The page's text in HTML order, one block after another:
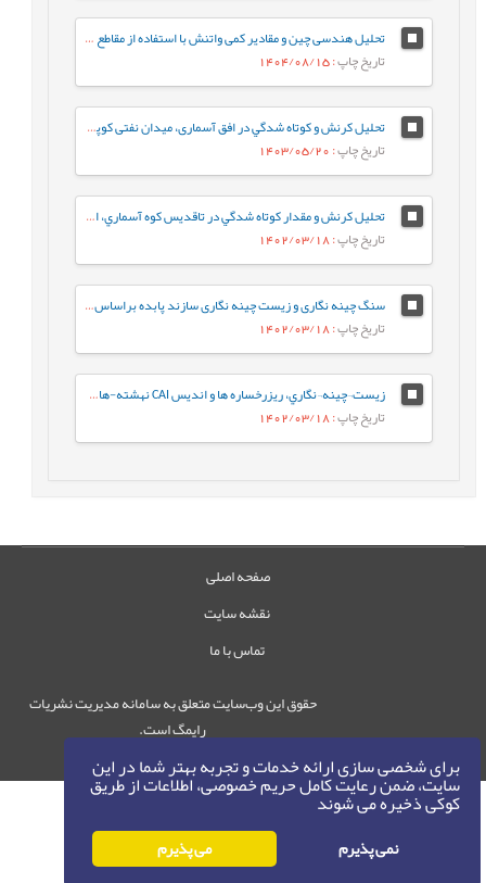
برای شخصی سازی ارائه خدمات و تجربه بهتر شما در این
سایت، ضمن رعایت کامل حریم خصوصی، اطلاعات از طریق
کوکی ذخیره می شوند
نمی پذیرم می پذیرم
تحلیل هندسی چین و مقادیر کمی واتنش با استفاده از مقاطع لرزه ای تراز شده (مطالعه موردی میدان نفتی کوپال)
تاریخ چاپ: 1404/08/15
تحلیل کرنش و كوتاه شدگي در افق آسماری، میدان نفتی کوپال، استان خوزستان
تاریخ چاپ: 1403/05/20
تحلیل کرنش و مقدار كوتاه شدگي در تاقديس كوه آسماري، استان خوزستان
تاریخ چاپ: 1402/03/18
سنگ چینه نگاری و زیست چینه نگاری سازند پابده براساس روزن داران پلانکتون در برش جهانگیرآباد (جنوب ایلام- حوضه رسوبی زاگرس)
تاریخ چاپ: 1402/03/18
زيست¬چينه¬نگاري، ريزرخساره ها و انديس CAI نهشته-هاي دونين پسين در برش کال سردر شمال شرق طبس بر اساس فوناي کنودونتي
تاریخ چاپ: 1402/03/18
صفحه اصلی
نقشه سایت
تماس با ما
حقوق این وب‌سایت متعلق به سامانه مدیریت نشریات
رایمگ است.